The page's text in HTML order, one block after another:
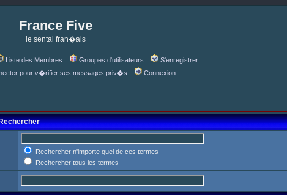
France Five
le sentai fran�ais
Liste des Membres Groupes d'utilisateurs
S'enregistrer
pour v�rifier ses messages priv�s Connexion
Rechercher n'importe quel de ces termes
Rechercher tous les termes